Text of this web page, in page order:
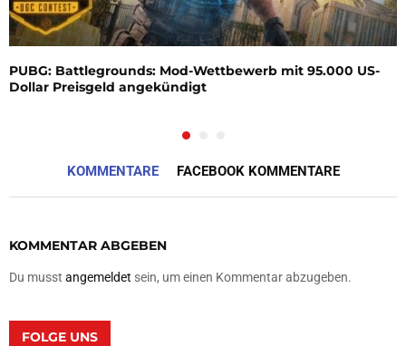
PUBG: Battlegrounds: Mod-Wettbewerb mit 95.000 US-
Dollar Preisgeld angekündigt
KOMMENTARE FACEBOOK KOMMENTARE
KOMMENTAR ABGEBEN
Du musst angemeldet sein, um einen Kommentar abzugeben.
FOLGE UNS